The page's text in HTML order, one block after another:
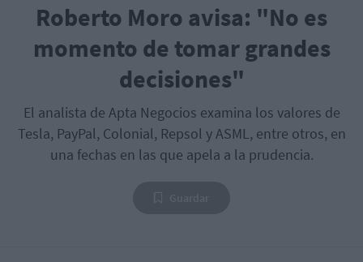
Roberto Moro avisa: "No es
momento de tomar grandes
decisiones"
El analista de Apta Negocios examina los valores de
Tesla, PayPal, Colonial, Repsol y ASML, entre otros, en
una fechas en las que apela a la prudencia.